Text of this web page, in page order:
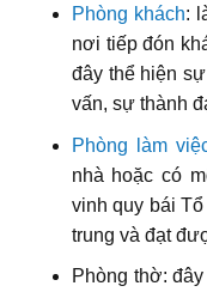
Phòng khách:
nơi tiếp đón
đây thể hiện
vấn, sự thành
Phòng làm
nhà hoặc có
vinh quy bái
trung và đạt
Phòng thờ: